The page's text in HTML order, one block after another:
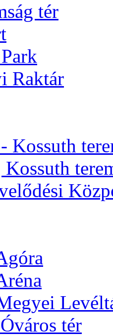
tér
Raktár
Kossuth
Kossuth
tér